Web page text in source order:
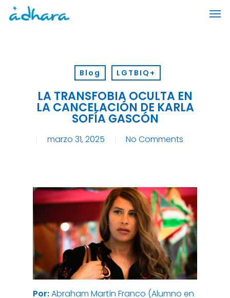
Skip
main
Blog LGTBIQ+
LA TRANSFOBIA OCULTA EN
LA CANCELACIÓN DE KARLA
SOFÍA GASCÓN
marzo 31, 2025 No Comments
Por:Abraham Martín Franco (Alumno en